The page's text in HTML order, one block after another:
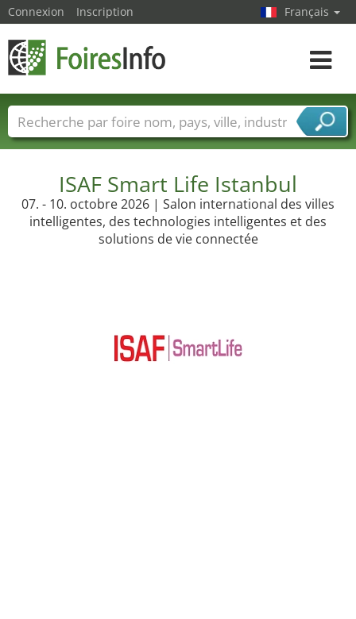
ISAF Smart Life Istanbul
07. - 10. octobre 2026 | Salon international des villes
intelligentes, des technologies intelligentes et des
solutions de vie connectée
Connexion Inscription Français
Toggle
Foire noms Pays Villes
Secteurs de foire